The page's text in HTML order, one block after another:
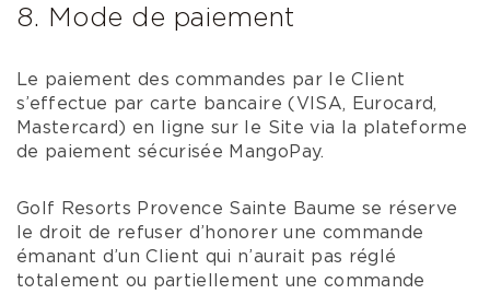
8. Mode de paiement
Le paiement des commandes par le Client
s’effectue par carte bancaire (VISA, Eurocard,
Mastercard) en ligne sur le Site via la plateforme
de paiement sécurisée MangoPay.
Golf Resorts Provence Sainte Baume se réserve
le droit de refuser d’honorer une commande
émanant d’un Client qui n’aurait pas réglé
totalement ou partiellement une commande